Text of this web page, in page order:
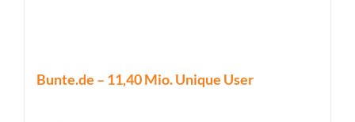
Bunte.de – 11,40 Mio. Unique User